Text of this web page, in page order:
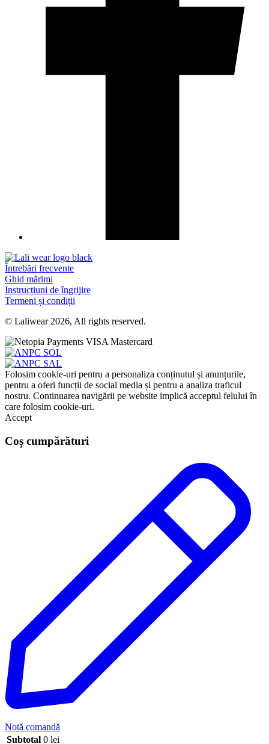
Întrebări frecvente
Ghid mărimi
Instrucțiuni de îngrijire
Termeni și condiții
© Laliwear 2026, All rights reserved.
Folosim cookie-uri pentru a personaliza conținutul și anunțurile,
pentru a oferi funcții de social media și pentru a analiza traficul
nostru. Continuarea navigării pe website implică acceptul felului în
care folosim cookie-uri.
Accept
Coș cumpărături
Notă comandă
Subtotal 0 lei